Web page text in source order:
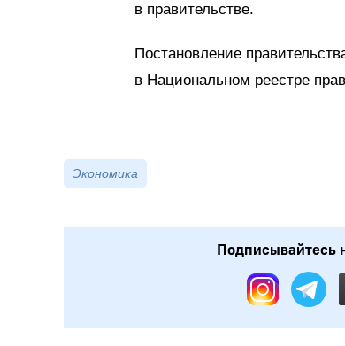
в правительстве.
Постановление
в Национальном реестре
Экономика
Подписывайтесь